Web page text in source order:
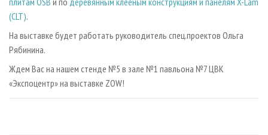
(CLT).
На выставке будет работать руководитель спец.проектов Ольга
Рябинина.
Ждем Вас на нашем стенде №5 в зале №1 павльона №7 ЦВК
«Экспоцентр» на выставке ZOW!